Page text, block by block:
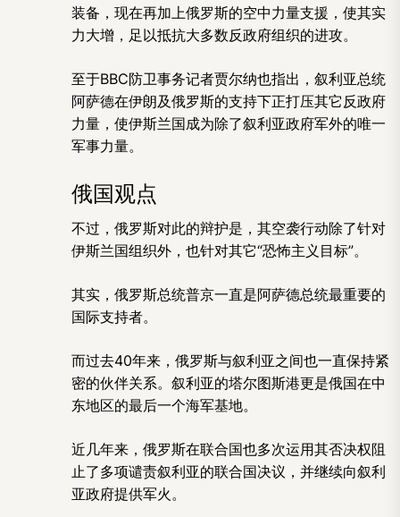
装备，现在再加上俄罗斯的空中力量支援，使其实
力大增，足以抵抗大多数反政府组织的进攻。
至于BBC防卫事务记者贾尔纳也指出，叙利亚总统
阿萨德在伊朗及俄罗斯的支持下正打压其它反政府
力量，使伊斯兰国成为除了叙利亚政府军外的唯一
军事力量。
俄国观点
不过，俄罗斯对此的辩护是，其空袭行动除了针对
伊斯兰国组织外，也针对其它“恐怖主义目标”。
其实，俄罗斯总统普京一直是阿萨德总统最重要的
国际支持者。
而过去40年来，俄罗斯与叙利亚之间也一直保持紧
密的伙伴关系。叙利亚的塔尔图斯港更是俄国在中
东地区的最后一个海军基地。
近几年来，俄罗斯在联合国也多次运用其否决权阻
止了多项谴责叙利亚的联合国决议，并继续向叙利
亚政府提供军火。